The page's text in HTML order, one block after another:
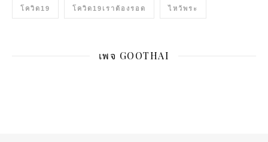
โควิด19 โควิด19เราต้องรอด ไหว้พระ
เพจ GOOTHAI